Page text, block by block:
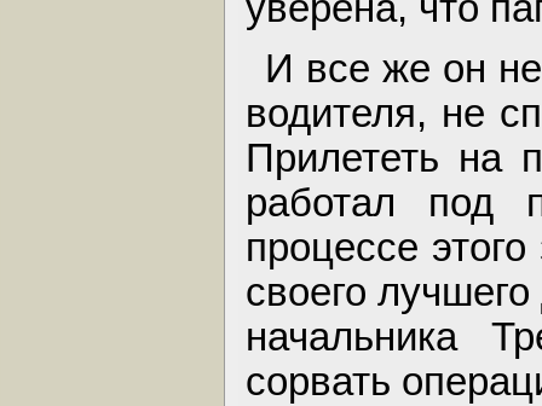
И все же он
водителя, не
Прилететь
работал под
процессе
своего
начальника
сорвать